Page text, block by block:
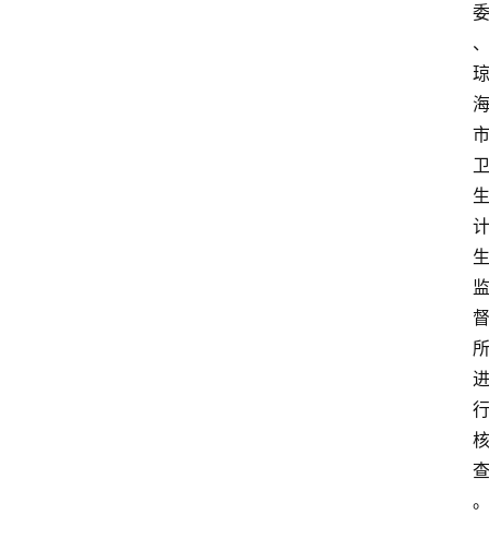
委
、
琼
海
市
卫
生
计
生
监
督
所
进
行
核
查
。